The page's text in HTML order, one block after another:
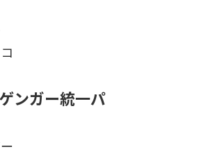
ンガー統一パ